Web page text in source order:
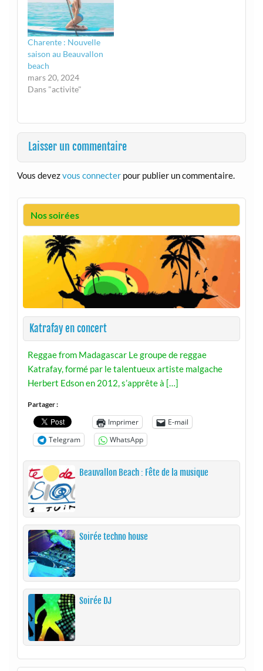
Charente : Nouvelle
saison au Beauvallon
beach
mars 20, 2024
Dans "activite"
Laisser un commentaire
Vous devezvous connecterpour publier un commentaire.
Nos soirées
Katrafay en concert
Reggae from Madagascar Le groupe de reggae
Katrafay, formé par le talentueux artiste malgache
Herbert Edson en 2012, s’apprête à […]
Partager :
Imprimer
E-mail
Telegram
WhatsApp
Beauvallon Beach : Fête de la musique
Soirée techno house
Soirée DJ